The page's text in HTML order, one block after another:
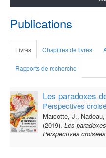
Publications
Livres Chapitres de livres
Rapports de recherche
Les paradoxes
Perspectives
Marcotte, J., Nadeau,
(2019). Les
Perspectives croisées